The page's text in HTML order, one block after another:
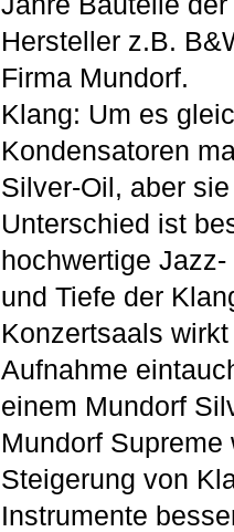
Hersteller z.B.
Firma Mundorf.
Klang: Um es
Kondensatoren
Silver-Oil, aber
Unterschied ist
hochwertige
und Tiefe der
Konzertsaals
Aufnahme
einem Mundorf
Mundorf
Steigerung von
Instrumente